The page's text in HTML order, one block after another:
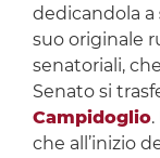
dedicandola a
suo originale
senatoriali,
Senato si
Campidoglio.
che all’inizio